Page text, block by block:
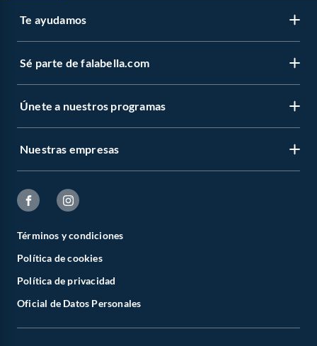
Te ayudamos
Sé parte de falabella.com
Únete a nuestros programas
Nuestras empresas
Términos y condiciones
Política de cookies
Política de privacidad
Oficial de Datos Personales